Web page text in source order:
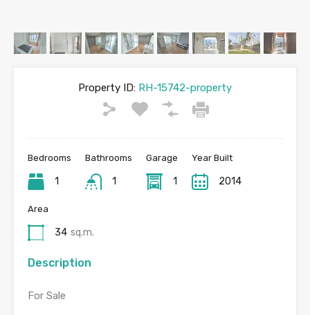
Property ID: RH-15742-property
Bedrooms
1
Bathrooms
1
Garage
1
Year Built
2014
Area
34 sq.m.
Description
For Sale